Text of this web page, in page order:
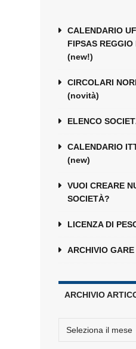
CALENDARIO
FIPSAS
(new!)
CIRCOLARI
(novità)
ELENCO
CALENDARIO
(new)
VUOI CREARE
SOCIETÀ?
LICENZA DI
ARCHIVIO GARE
ARCHIVIO